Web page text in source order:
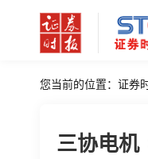
您当前的位置： 证券
三协电机